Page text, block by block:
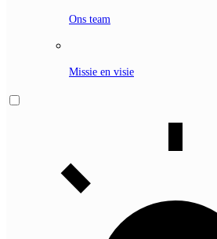
Ons team
Missie en visie